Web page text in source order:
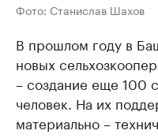
Фото: Станислав Шахов
В прошлом году в
новых
– создание еще 100
человек. На их
материально –